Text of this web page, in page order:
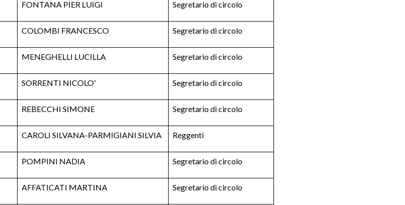
FONTANA PIER LUIGI Segretario di circolo
COLOMBI FRANCESCO Segretario di circolo
MENEGHELLI LUCILLA Segretario di circolo
SORRENTI NICOLO' Segretario di circolo
REBECCHI SIMONE Segretario di circolo
CAROLI SILVANA-PARMIGIANI SILVIA Reggenti
POMPINI NADIA Segretario di circolo
AFFATICATI MARTINA Segretario di circolo